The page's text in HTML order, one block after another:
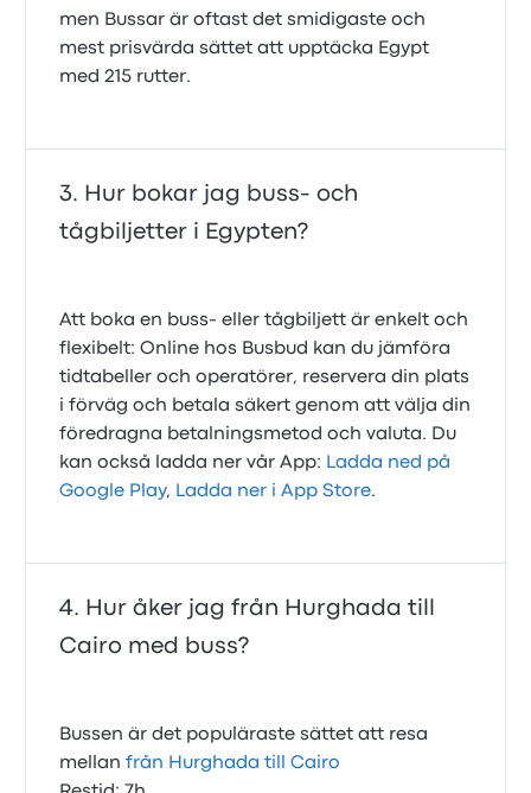
men Bussar är oftast det smidigaste och
mest prisvärda sättet att upptäcka Egypt
med 215 rutter.
Hur bokar jag buss- och
tågbiljetter i Egypten?
Att boka en buss- eller tågbiljett är enkelt och
flexibelt: Online hos Busbud kan du jämföra
tidtabeller och operatörer, reservera din plats
i förväg och betala säkert genom att välja din
föredragna betalningsmetod och valuta. Du
kan också ladda ner vår App: Ladda ned på
Google Play, Ladda ner i App Store.
Hur åker jag från Hurghada till
Cairo med buss?
Bussen är det populäraste sättet att resa
mellanfrån Hurghada till Cairo